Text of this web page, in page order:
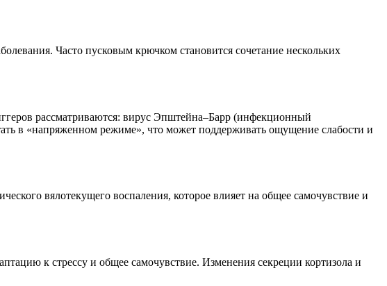
Часто пусковым крючком становится сочетание нескольких
рассматриваются: вирус Эпштейна–Барр (инфекционный
в «напряженном режиме», что может поддерживать ощущение слабости и
вялотекущего воспаления, которое влияет на общее самочувствие и
к стрессу и общее самочувствие. Изменения секреции кортизола и